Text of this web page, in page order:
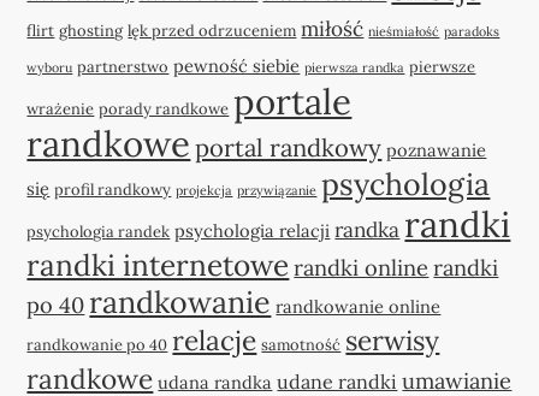
flirt ghosting lęk przed odrzuceniem miłość nieśmiałość paradoks
wyboru partnerstwo pewność siebie pierwsza randka pierwsze
wrażenie porady randkowe portale
randkowe portal randkowy poznawanie
się profil randkowy projekcja przywiązanie psychologia
psychologia randek psychologia relacji randka randki
randki internetowe randki online randki
po 40 randkowanie randkowanie online
randkowanie po 40 relacje samotność serwisy
randkowe udana randka udane randki umawianie